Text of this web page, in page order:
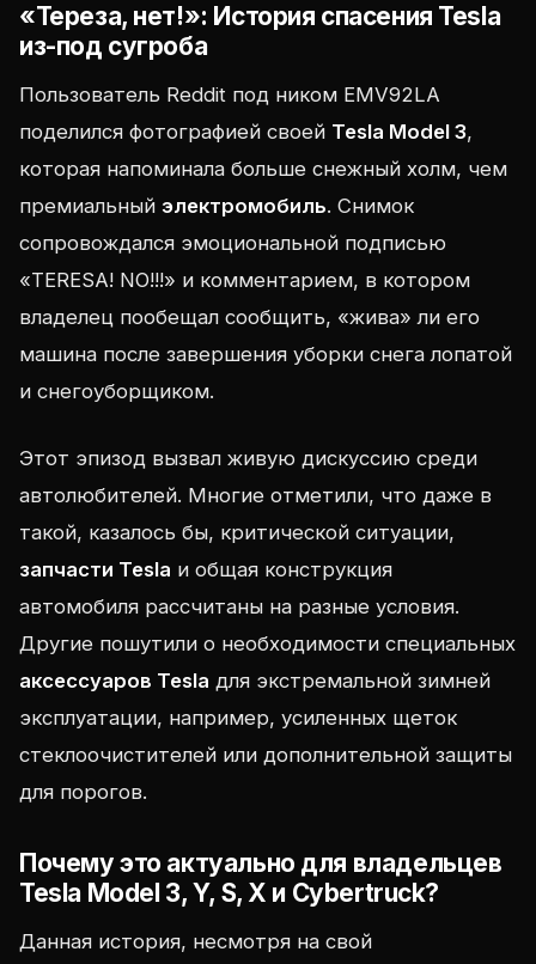
«Тереза, нет!»: История спасения Tesla
из-под сугроба
Пользователь Reddit под ником EMV92LA
поделился фотографией своей Tesla Model 3,
которая напоминала больше снежный холм, чем
премиальный электромобиль. Снимок
сопровождался эмоциональной подписью
«TERESA! NO!!!» и комментарием, в котором
владелец пообещал сообщить, «жива» ли его
машина после завершения уборки снега лопатой
и снегоуборщиком.
Этот эпизод вызвал живую дискуссию среди
автолюбителей. Многие отметили, что даже в
такой, казалось бы, критической ситуации,
запчасти Tesla и общая конструкция
автомобиля рассчитаны на разные условия.
Другие пошутили о необходимости специальных
аксессуаров Tesla для экстремальной зимней
эксплуатации, например, усиленных щеток
стеклоочистителей или дополнительной защиты
для порогов.
Почему это актуально для владельцев
Tesla Model 3, Y, S, X и Cybertruck?
Данная история, несмотря на свой